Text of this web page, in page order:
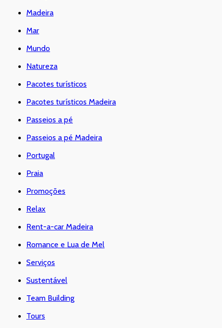
Madeira
Mar
Mundo
Natureza
Pacotes turísticos
Pacotes turísticos Madeira
Passeios a pé
Passeios a pé Madeira
Portugal
Praia
Promoções
Relax
Rent-a-car Madeira
Romance e Lua de Mel
Serviços
Sustentável
Team Building
Tours